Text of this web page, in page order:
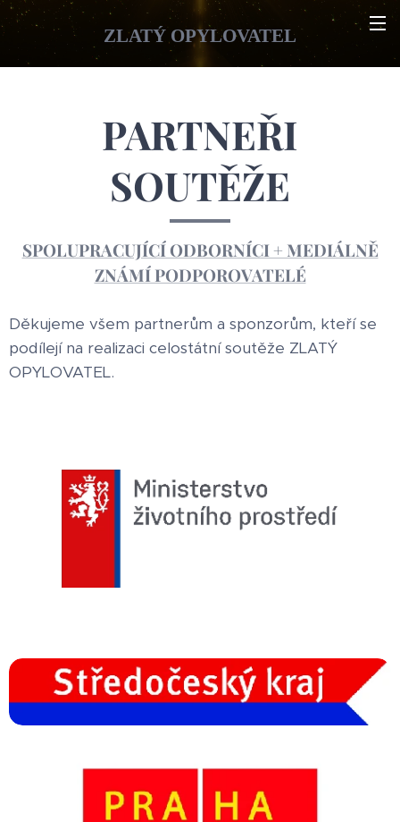
ZLATÝ OPYLOVATEL
PARTNEŘI
SOUTĚŽE
SPOLUPRACUJÍCÍ ODBORNÍCI + MEDIÁLNĚ
ZNÁMÍ PODPOROVATELÉ
Děkujeme všem partnerům a sponzorům, kteří se
podílejí na realizaci celostátní soutěže ZLATÝ
OPYLOVATEL.